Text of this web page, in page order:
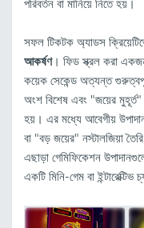
পরিবর্তন বা মানিয়ে নিতে হয়।
সফল টিকটক অ্যাডস
আকর্ষণ। ফিড স্ক্রল করা একজন
কয়েক সেকেন্ড অত্যন্ত
অংশ বিশেষ এবং "জয়ের
হয়। এর মধ্যে আবেগীয়
বা "বড় জয়ের" নস্টালজিয়া
এছাড়া গেমিফিকেশন
একটি মিনি-গেম বা ইন্টারেক্টিভ